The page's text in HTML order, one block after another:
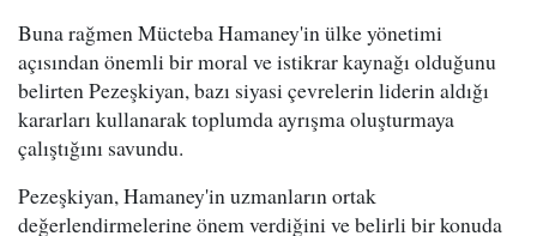
Buna rağmen Mücteba Hamaney'in ülke yönetimi
açısından önemli bir moral ve istikrar kaynağı olduğunu
belirten Pezeşkiyan, bazı siyasi çevrelerin liderin aldığı
kararları kullanarak toplumda ayrışma oluşturmaya
çalıştığını savundu.
Pezeşkiyan, Hamaney'in uzmanların ortak
değerlendirmelerine önem verdiğini ve belirli bir konuda